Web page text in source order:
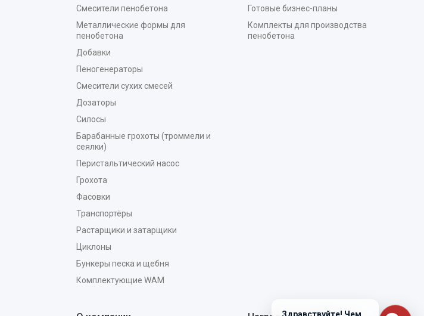
Смесители пенобетона
Металлические формы для
пенобетона
Добавки
Пеногенераторы
Смесители сухих смесей
Дозаторы
Силосы
Барабанные грохоты (троммели и
сеялки)
Перистальтический насос
Грохота
Фасовки
Транспортёры
Растарщики и затарщики
Циклоны
Бункеры песка и щебня
Комплектующие WAM
Готовые бизнес-планы
Комплекты для производства
пенобетона